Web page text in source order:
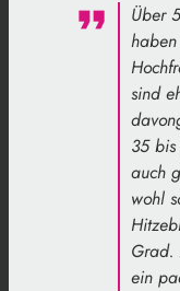
Über
sind
35
auch
wohl
Grad.
ein